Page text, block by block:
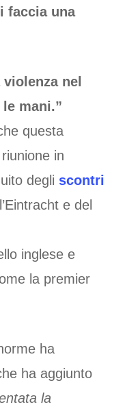
faccia una
nel
mani.”
questa
in
degli scontri
e del
inglese e
la premier
ha
ha aggiunto
la